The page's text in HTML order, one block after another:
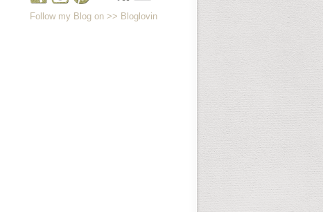
Follow my Blog on >> Bloglovin